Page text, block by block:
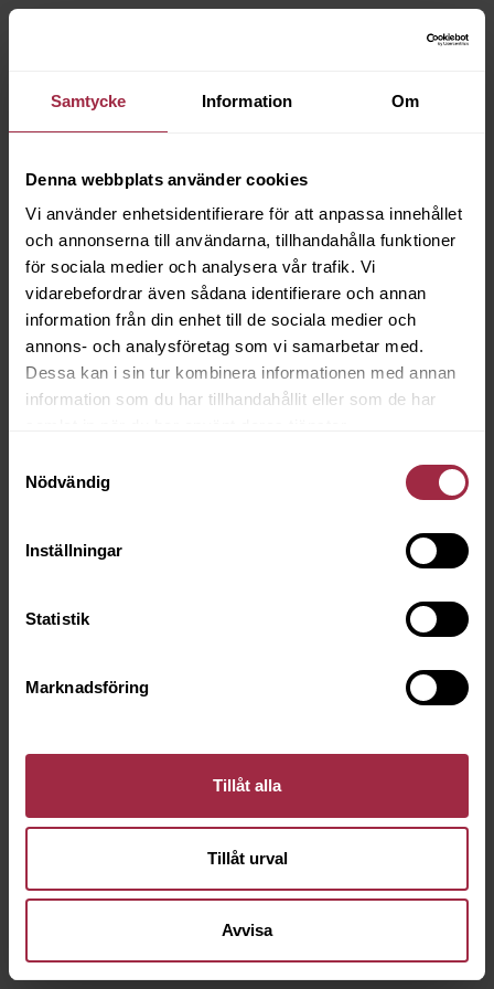
Samtycke Information Om
Denna webbplats använder cookies
Vi använder enhetsidentifierare för att anpassa innehållet
och annonserna till användarna, tillhandahålla funktioner
för sociala medier och analysera vår trafik. Vi
vidarebefordrar även sådana identifierare och annan
information från din enhet till de sociala medier och
annons- och analysföretag som vi samarbetar med.
Dessa kan i sin tur kombinera informationen med annan
information som du har tillhandahållit eller som de har
Nödvändig
Inställningar
Statistik
Marknadsföring
Tillåt alla
Tillåt urval
Avvisa